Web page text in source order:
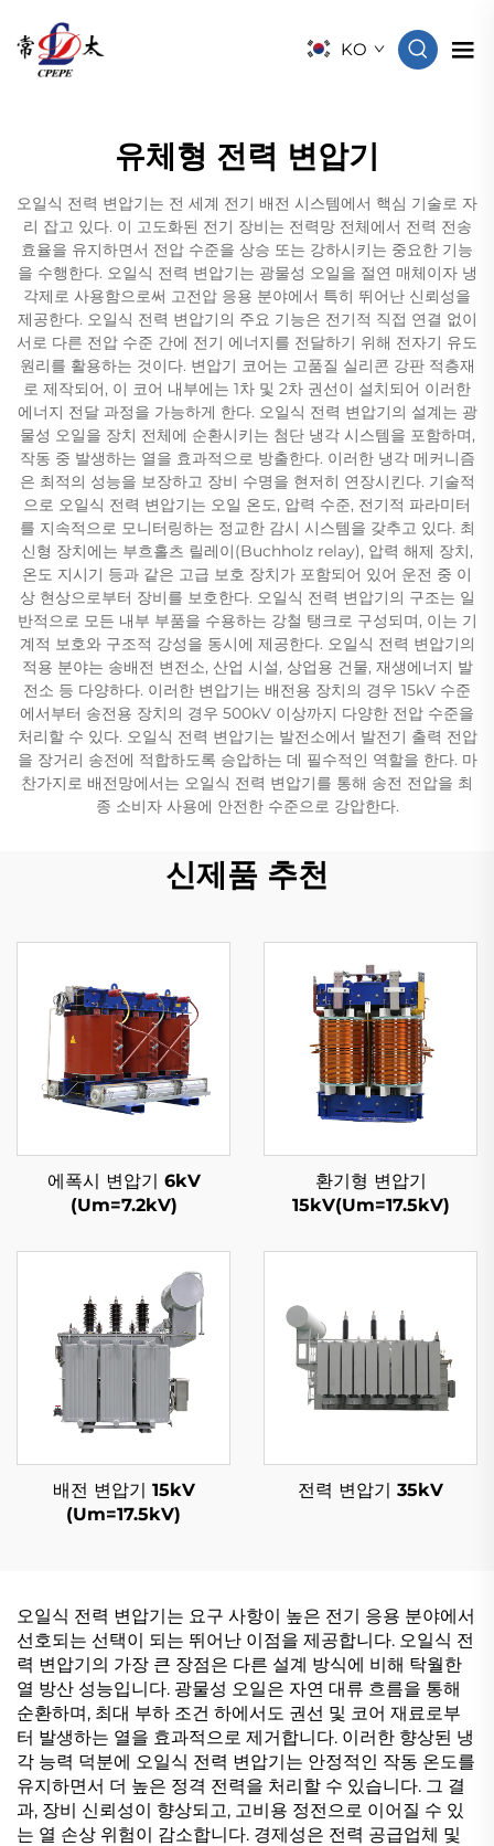
KO
유체형 전력 변압기
오일식 전력 변압기는 전 세계 전기 배전 시스템에서 핵심 기술로 자
리 잡고 있다. 이 고도화된 전기 장비는 전력망 전체에서 전력 전송
효율을 유지하면서 전압 수준을 상승 또는 강하시키는 중요한 기능
을 수행한다. 오일식 전력 변압기는 광물성 오일을 절연 매체이자 냉
각제로 사용함으로써 고전압 응용 분야에서 특히 뛰어난 신뢰성을
제공한다. 오일식 전력 변압기의 주요 기능은 전기적 직접 연결 없이
서로 다른 전압 수준 간에 전기 에너지를 전달하기 위해 전자기 유도
원리를 활용하는 것이다. 변압기 코어는 고품질 실리콘 강판 적층재
로 제작되어, 이 코어 내부에는 1차 및 2차 권선이 설치되어 이러한
에너지 전달 과정을 가능하게 한다. 오일식 전력 변압기의 설계는 광
물성 오일을 장치 전체에 순환시키는 첨단 냉각 시스템을 포함하며,
작동 중 발생하는 열을 효과적으로 방출한다. 이러한 냉각 메커니즘
은 최적의 성능을 보장하고 장비 수명을 현저히 연장시킨다. 기술적
으로 오일식 전력 변압기는 오일 온도, 압력 수준, 전기적 파라미터
를 지속적으로 모니터링하는 정교한 감시 시스템을 갖추고 있다. 최
신형 장치에는 부흐홀츠 릴레이(Buchholz relay), 압력 해제 장치,
온도 지시기 등과 같은 고급 보호 장치가 포함되어 있어 운전 중 이
상 현상으로부터 장비를 보호한다. 오일식 전력 변압기의 구조는 일
반적으로 모든 내부 부품을 수용하는 강철 탱크로 구성되며, 이는 기
계적 보호와 구조적 강성을 동시에 제공한다. 오일식 전력 변압기의
적용 분야는 송배전 변전소, 산업 시설, 상업용 건물, 재생에너지 발
전소 등 다양하다. 이러한 변압기는 배전용 장치의 경우 15kV 수준
에서부터 송전용 장치의 경우 500kV 이상까지 다양한 전압 수준을
처리할 수 있다. 오일식 전력 변압기는 발전소에서 발전기 출력 전압
을 장거리 송전에 적합하도록 승압하는 데 필수적인 역할을 한다. 마
찬가지로 배전망에서는 오일식 전력 변압기를 통해 송전 전압을 최
종 소비자 사용에 안전한 수준으로 강압한다.
신제품 추천
에폭시 변압기 6kV
(Um=7.2kV)
환기형 변압기
15kV(Um=17.5kV)
배전 변압기 15kV
(Um=17.5kV)
전력 변압기 35kV
오일식 전력 변압기는 요구 사항이 높은 전기 응용 분야에서
선호되는 선택이 되는 뛰어난 이점을 제공합니다. 오일식 전
력 변압기의 가장 큰 장점은 다른 설계 방식에 비해 탁월한
열 방산 성능입니다. 광물성 오일은 자연 대류 흐름을 통해
순환하며, 최대 부하 조건 하에서도 권선 및 코어 재료로부
터 발생하는 열을 효과적으로 제거합니다. 이러한 향상된 냉
각 능력 덕분에 오일식 전력 변압기는 안정적인 작동 온도를
유지하면서 더 높은 정격 전력을 처리할 수 있습니다. 그 결
과, 장비 신뢰성이 향상되고, 고비용 정전으로 이어질 수 있
는 열 손상 위험이 감소합니다. 경제성은 전력 공급업체 및